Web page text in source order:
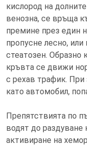
кислород на
венозна, се връща
премине през един
пропусне лесно, или
стеатозен. Образно
кръвта се движи
с рехав трафик. При
като автомобил,
Препятствията по
водят до раздуване
активиране на